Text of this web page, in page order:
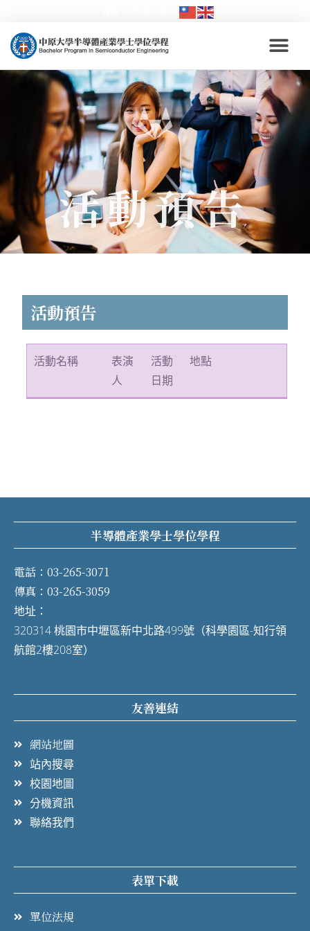
活動預告
活動預告
活動名稱
表演
人
活動
日期
地點
半導體產業學士學位學程
電話：03-265-3071
傳真：03-265-3059
地址：
320314 桃園市中壢區新中北路499號（科學園區-知行領
航館2樓208室）
友善連結
網站地圖
站內搜尋
校園地圖
分機資訊
聯絡我們
表單下載
單位法規